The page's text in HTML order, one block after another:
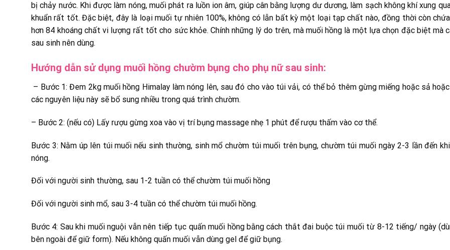
bị chảy nước. Khi được làm nóng, muối phát ra luồn ion âm, giúp cân bằng lượng dư dương, làm sạch không khí xung
khuẩn rất tốt. Đặc biệt, đây là loại muối tự nhiên 100%, không có lẫn bất kỳ một loại tạp chất nào, đồng thời còn
hơn 84 khoáng chất vi lượng rất tốt cho sức khỏe. Chính những lý do trên, mà muối hồng là một lựa chọn đặc biệt mà
sau sinh nên dùng.
Hướng dẫn sử dụng muối hồng chườm bụng cho phụ nữ sau sinh:
– Bước 1: Đem 2kg muối hồng Himalay làm nóng lên, sau đó cho vào túi vải, có thể bỏ thêm gừng miếng hoặc sả
các nguyên liệu này sẽ bổ sung nhiều trong quá trình chườm.
– Bước 2: (nếu có) Lấy rượu gừng xoa vào vị trí bụng massage nhẹ 1 phút để rượu thấm vào cơ thể.
Bước 3: Nằm úp lên túi muối nếu sinh thường, sinh mổ chườm túi muối trên bụng, chườm túi muối ngày 2-3 lần đến
nóng.
Đối với người sinh thường, sau 1-2 tuần có thể chườm túi muối hồng
Đối với người sinh mổ, sau 3-4 tuần có thể chườm túi muối hồng.
Bước 4: Sau khi muối nguội vẫn nên tiếp tục quấn muối hồng bằng cách thắt đai buộc túi muối từ 8-12 tiếng/ ngày
bên ngoài để giữ form). Nếu không quấn muối vẫn dùng gel để giữ bụng.